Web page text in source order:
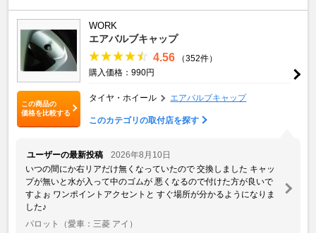
この商品の
価格を比較する
WORK
エアバルブキャップ
4.56
（352件）
購入価格：990円
タイヤ・ホイール エアバルブキャップ
このカテゴリの取付店を探す
ユーザーの最新投稿
2026年8月10日
いつの間にか右リアだけ無くなっていたので 交換しました キャッ
プが無いと水が入って中のゴムが 悪くなるので付けた方が良いで
すよぉ ワンポイントアクセントと すぐ場所が分かるようになりま
した♪
パロット
（愛車：三菱 アイ）